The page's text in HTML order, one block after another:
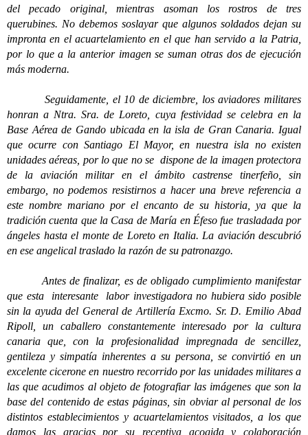
del pecado original, mientras asoman los rostros de tres
querubines. No debemos soslayar que algunos soldados dejan su
impronta en el acuartelamiento en el que han servido a la Patria,
por lo que a la anterior imagen se suman otras dos de ejecución
más moderna.
Seguidamente, el 10 de diciembre, los aviadores militares
honran a Ntra. Sra. de Loreto, cuya festividad se celebra en la
Base Aérea de Gando ubicada en la isla de Gran Canaria. Igual
que ocurre con Santiago El Mayor, en nuestra isla no existen
unidades aéreas, por lo que no se dispone de la imagen protectora
de la aviación militar en el ámbito castrense tinerfeño, sin
embargo, no podemos resistirnos a hacer una breve referencia a
este nombre mariano por el encanto de su historia, ya que la
tradición cuenta que la Casa de María en Éfeso fue trasladada por
ángeles hasta el monte de Loreto en Italia. La aviación descubrió
en ese angelical traslado la razón de su patronazgo.
Antes de finalizar, es de obligado cumplimiento manifestar
que esta interesante labor investigadora no hubiera sido posible
sin la ayuda del General de Artillería Excmo. Sr. D. Emilio Abad
Ripoll, un caballero constantemente interesado por la cultura
canaria que, con la profesionalidad impregnada de sencillez,
gentileza y simpatía inherentes a su persona, se convirtió en un
excelente cicerone en nuestro recorrido por las unidades militares a
las que acudimos al objeto de fotografiar las imágenes que son la
base del contenido de estas páginas, sin obviar al personal de los
distintos establecimientos y acuartelamientos visitados, a los que
damos las gracias por su receptiva acogida y colaboración